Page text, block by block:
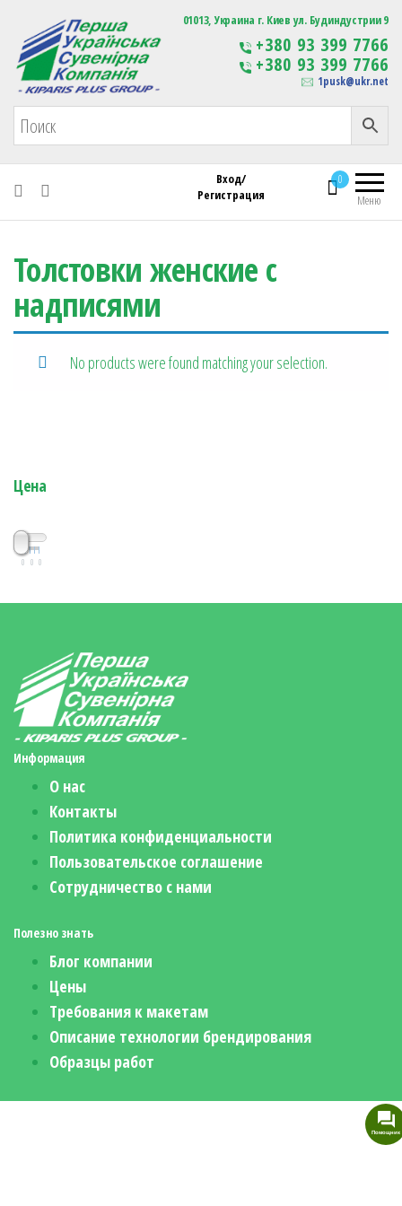
Первая Украинская Сувенирная Компания Изготовление
сувенирной продукции
с логотипом
01013, Украина г. Киев ул. Будиндустрии 9
+380 93 399 7766
+380 93 399 7766
1pusk@ukr.net
Меню
0
Вход/
Регистрация
Толстовки женские с
надписями
No products were found matching your selection.
Цена
0 0 0
Информация
О нас
Контакты
Политика конфиденциальности
Пользовательское соглашение
Сотрудничество с нами
Полезно знать
Блог компании
Цены
Требования к макетам
Описание технологии брендирования
Образцы работ
Помощник